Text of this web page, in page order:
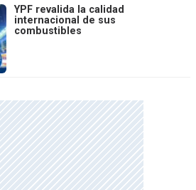
YPF revalida la calidad
internacional de sus
combustibles